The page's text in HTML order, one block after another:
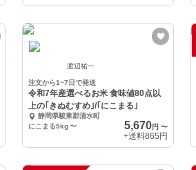
渡辺祐一
注文から1~7日で発送
令和7年産選べるお米 食味値80点以
上の｢きぬむすめ｣/｢にこまる｣
静岡県駿東郡清水町
にこまる5kg 〜 5,670円〜
+送料865円